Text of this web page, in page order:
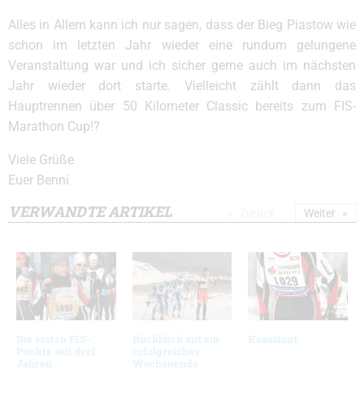
Alles in Allem kann ich nur sagen, dass der Bieg Piastow wie
schon im letzten Jahr wieder eine rundum gelungene
Veranstaltung war und ich sicher gerne auch im nächsten
Jahr wieder dort starte. Vielleicht zählt dann das
Hauptrennen über 50 Kilometer Classic bereits zum FIS-
Marathon Cup!?
Viele Grüße
Euer Benni
VERWANDTE ARTIKEL
Die ersten FIS-
Punkte seit drei
Jahren
Rückblick auf ein
erfolgreiches
Wochenende
Koasalauf
Weiter